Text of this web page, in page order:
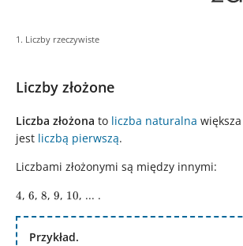
1. Liczby rzeczywiste
Liczby złożone
Liczba złożona to liczba naturalna
jest liczbą pierwszą.
Liczbami złożonymi są między innymi:
4
4, 6
6, 8
8, 9
9, 10
10, ... .
Przykład.